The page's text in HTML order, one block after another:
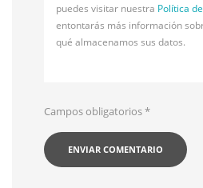
puedes visitar nuestra Política
entontarás más información
qué almacenamos sus datos.
Campos obligatorios*